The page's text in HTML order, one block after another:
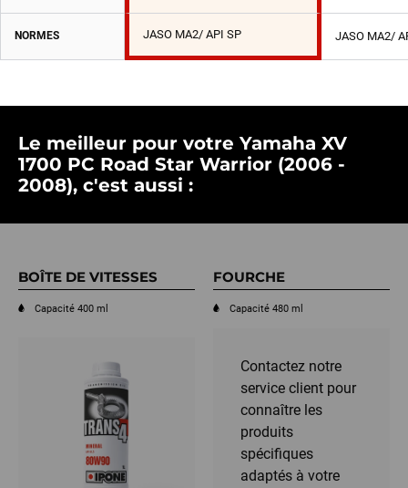
NORMES JASO MA2/ API SP JASO MA2/
Le meilleur pour votre Yamaha XV
1700 PC Road Star Warrior (2006 -
2008), c'est aussi :
BOÎTE DE VITESSES
Capacité 400 ml
FOURCHE
Capacité 480 ml
Contactez notre
service client pour
connaître les
produits
spécifiques
adaptés à votre